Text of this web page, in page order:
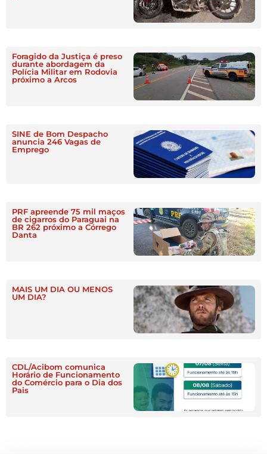
Foragido da Justiça é preso
durante abordagem da
Polícia Militar em Rodovia
próximo a Arcos
SINE de Bom Despacho
anuncia 246 Vagas de
Emprego
PRF apreende 75 mil maços
de cigarros do Paraguai na
BR 262 próximo a Córrego
Danta
MAIS UM DIA OU MENOS
UM DIA?
CDL/Acibom comunica
Horário de Funcionamento
do Comércio para o Dia dos
Pais